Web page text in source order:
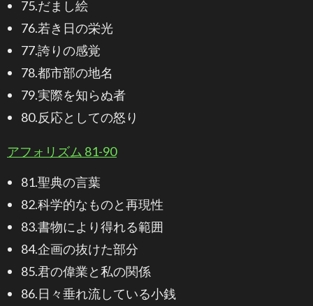
75.だまし絵
76.若き日の栄光
77.誇りの感覚
78.都市部の地名
79.実際を知らぬ者
80.反応としての怒り
アフォリズム 81-90
81.聖典の言葉
82.科学的なものと再現性
83.書物により得れる範囲
84.企画の抜けた部分
85.君の偉業と私の関係
86.日々垂れ流している小銭